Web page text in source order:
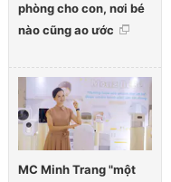
phòng cho con, nơi bé
nào cũng ao ước
MC Minh Trang "một